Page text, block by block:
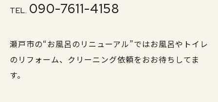
TEL. 090-7611-4158
瀬戸市の“お風呂のリニューアル”ではお風呂やトイレ
のリフォーム、クリーニング依頼をおお待ちしてま
す。